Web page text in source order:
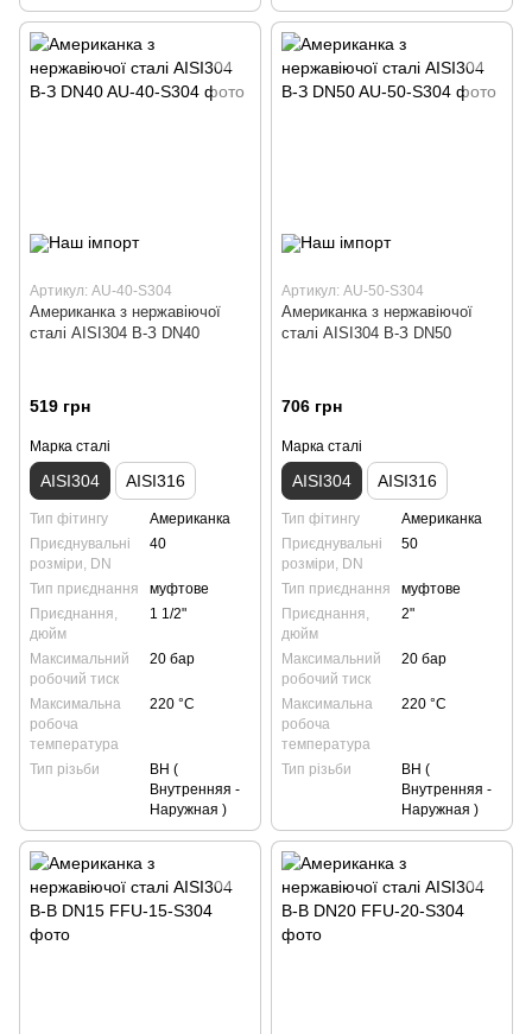
Артикул: AU-40-S304
Американка з нержавіючої
сталі AISI304 В-З DN40
519 грн
Марка сталі
AISI304 AISI316
Тип фітингу
Американка
Приєднувальні
розміри, DN
40
Тип приєднання
муфтове
Приєднання,
дюйм
1 1/2"
Максимальний
робочий тиск
20 бар
Максимальна
робоча
температура
220 °С
Тип різьби
ВН (
Внутренняя -
Наружная )
Артикул: AU-50-S304
Американка з нержавіючої
сталі AISI304 В-З DN50
706 грн
Марка сталі
AISI304 AISI316
Тип фітингу
Американка
Приєднувальні
розміри, DN
50
Тип приєднання
муфтове
Приєднання,
дюйм
2"
Максимальний
робочий тиск
20 бар
Максимальна
робоча
температура
220 °С
Тип різьби
ВН (
Внутренняя -
Наружная )